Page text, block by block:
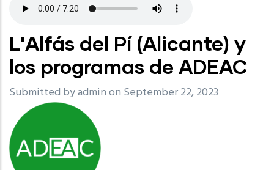
L'Alfás del Pí (Alicante) y
los programas de ADEAC
Submitted byadminon September 22, 2023